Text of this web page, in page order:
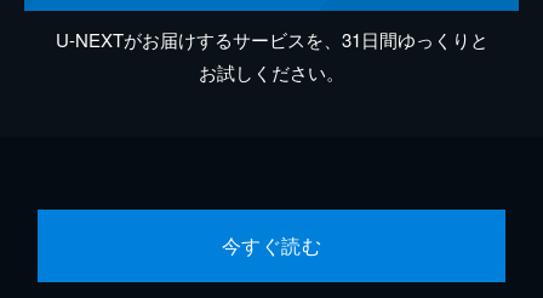
U-NEXTがお届けするサービスを、31日間ゆっくりと
お試しください。
今すぐ読む